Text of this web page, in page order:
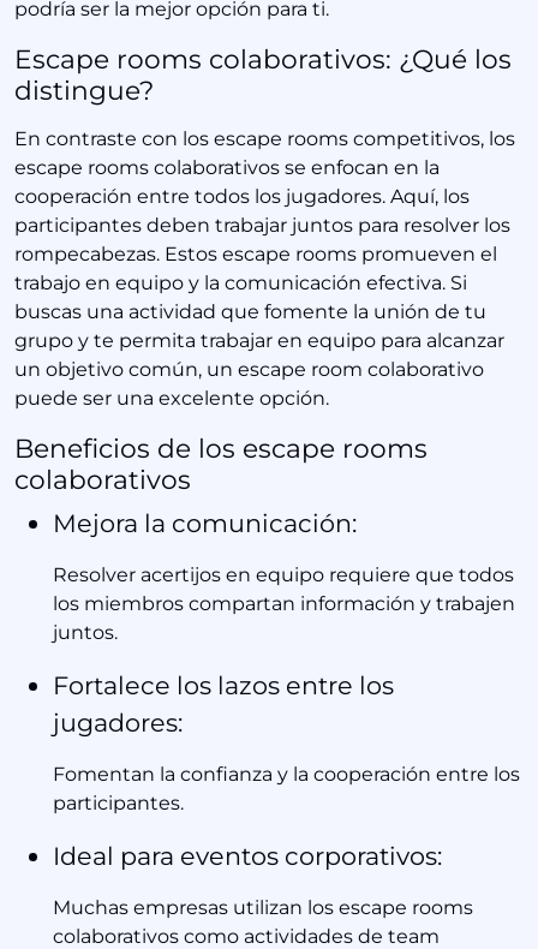
podría ser la mejor opción para ti.
Escape rooms colaborativos: ¿Qué los
distingue?
En contraste con los escape rooms competitivos, los
escape rooms colaborativos se enfocan en la
cooperación entre todos los jugadores. Aquí, los
participantes deben trabajar juntos para resolver los
rompecabezas. Estos escape rooms promueven el
trabajo en equipo y la comunicación efectiva. Si
buscas una actividad que fomente la unión de tu
grupo y te permita trabajar en equipo para alcanzar
un objetivo común, un escape room colaborativo
puede ser una excelente opción.
Beneficios de los escape rooms
colaborativos
Mejora la comunicación:
Resolver acertijos en equipo requiere que todos
los miembros compartan información y trabajen
juntos.
Fortalece los lazos entre los
jugadores:
Fomentan la confianza y la cooperación entre los
participantes.
Ideal para eventos corporativos:
Muchas empresas utilizan los escape rooms
colaborativos como actividades de team